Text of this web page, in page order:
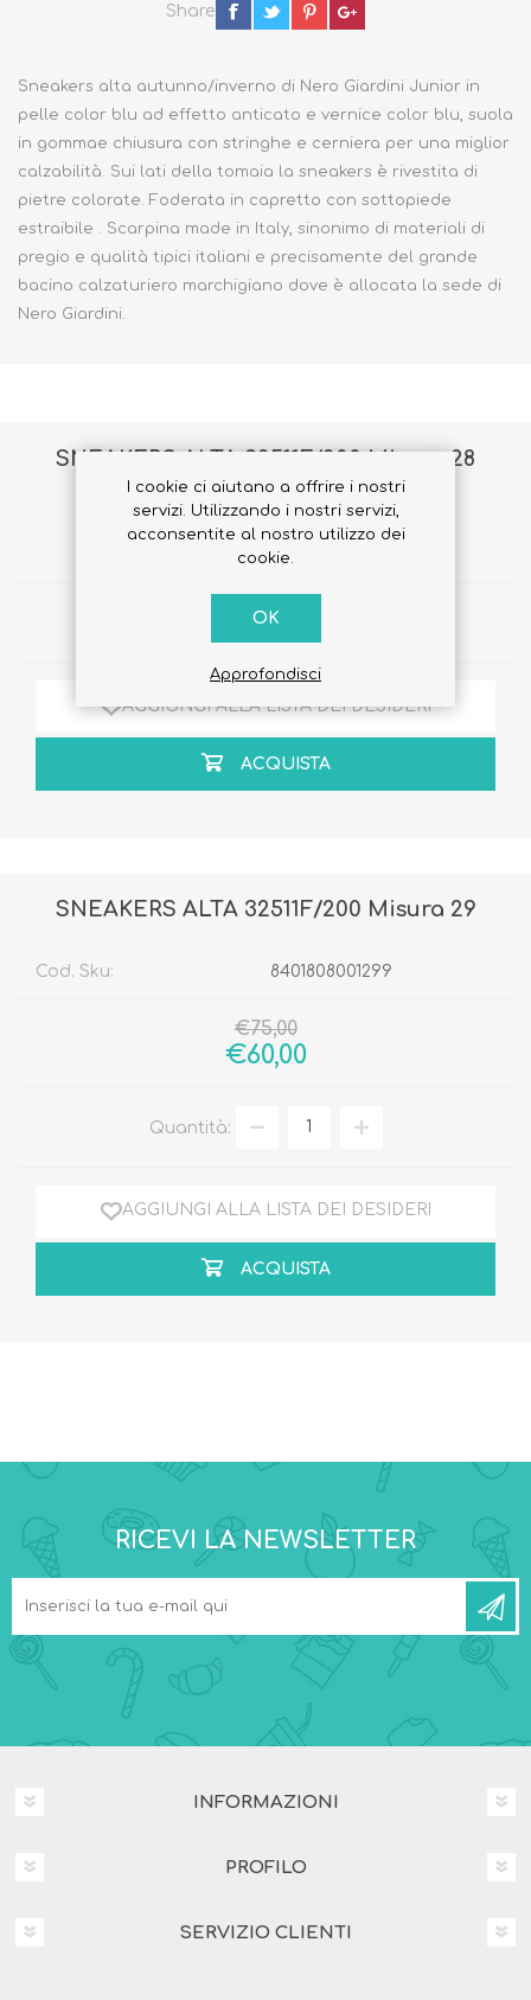
Share
Sneakers alta autunno/inverno di Nero Giardini Junior in
pelle color blu ad effetto anticato e vernice color blu, suola
in gommae chiusura con stringhe e cerniera per una miglior
calzabilità. Sui lati della tomaia la sneakers è rivestita di
pietre colorate. Foderata in capretto con sottopiede
estraibile . Scarpina made in Italy, sinonimo di materiali di
pregio e qualità tipici italiani e precisamente del grande
bacino calzaturiero marchigiano dove è allocata la sede di
Nero Giardini.
SNEAKERS ALTA 32511F/200 Misura 28
€75,00
€60,00
AGGIUNGI ALLA LISTA DEI DESIDERI
ACQUISTA
SNEAKERS ALTA 32511F/200 Misura 29
Cod. Sku: 8401808001299
€75,00
€60,00
Quantità:
AGGIUNGI ALLA LISTA DEI DESIDERI
ACQUISTA
RICEVI LA NEWSLETTER
INFORMAZIONI
PROFILO
SERVIZIO CLIENTI
I cookie ci aiutano a offrire i nostri
servizi. Utilizzando i nostri servizi,
acconsentite al nostro utilizzo dei
cookie.
OK
Approfondisci